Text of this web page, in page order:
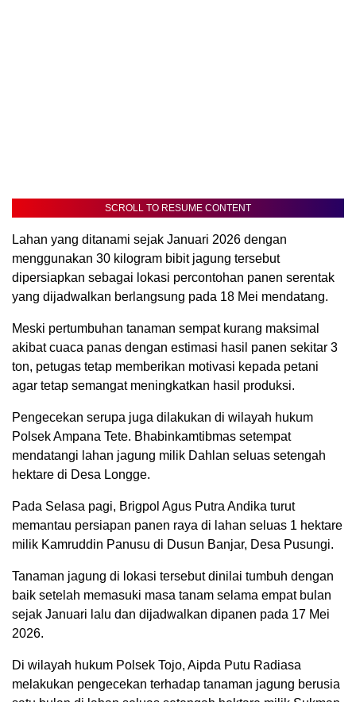
SCROLL TO RESUME CONTENT
Lahan yang ditanami sejak Januari 2026 dengan
menggunakan 30 kilogram bibit jagung tersebut
dipersiapkan sebagai lokasi percontohan panen serentak
yang dijadwalkan berlangsung pada 18 Mei mendatang.
Meski pertumbuhan tanaman sempat kurang maksimal
akibat cuaca panas dengan estimasi hasil panen sekitar 3
ton, petugas tetap memberikan motivasi kepada petani
agar tetap semangat meningkatkan hasil produksi.
Pengecekan serupa juga dilakukan di wilayah hukum
Polsek Ampana Tete. Bhabinkamtibmas setempat
mendatangi lahan jagung milik Dahlan seluas setengah
hektare di Desa Longge.
Pada Selasa pagi, Brigpol Agus Putra Andika turut
memantau persiapan panen raya di lahan seluas 1 hektare
milik Kamruddin Panusu di Dusun Banjar, Desa Pusungi.
Tanaman jagung di lokasi tersebut dinilai tumbuh dengan
baik setelah memasuki masa tanam selama empat bulan
sejak Januari lalu dan dijadwalkan dipanen pada 17 Mei
2026.
Di wilayah hukum Polsek Tojo, Aipda Putu Radiasa
melakukan pengecekan terhadap tanaman jagung berusia